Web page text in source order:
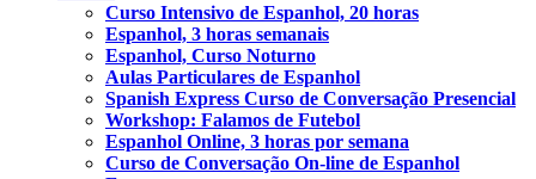
Curso Intensivo de Espanhol, 20 horas
Espanhol, 3 horas semanais
Espanhol, Curso Noturno
Aulas Particulares de Espanhol
Spanish Express Curso de Conversação Presencial
Workshop: Falamos de Futebol
Espanhol Online, 3 horas por semana
Curso de Conversação On-line de Espanhol